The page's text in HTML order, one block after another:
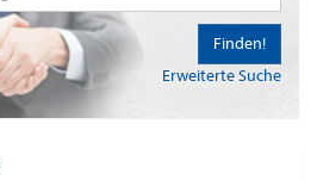
Erweiterte Suche
Finden!